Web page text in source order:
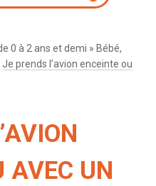
0 à 2 ans et demi » Bébé,
Je prends l’avion enceinte ou
AVEC UN